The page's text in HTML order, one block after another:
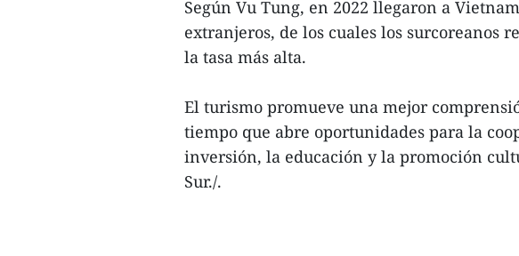
Según Vu Tung, en 2022 llegaron a
extranjeros, de los cuales los surcoreanos
la tasa más alta.
El turismo promueve una mejor
tiempo que abre oportunidades para la
inversión, la educación y la promoción
Sur./.